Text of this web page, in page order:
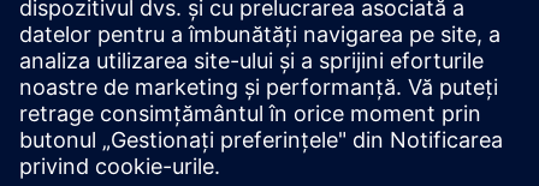
Utilizarea sunetului pentru robotică
Utilizarea sunetului în fabrică
Condiții preliminare